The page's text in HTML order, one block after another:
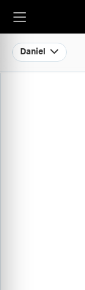
Daniel